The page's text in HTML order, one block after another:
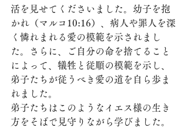
活を見せてくださいました。幼子を抱
かれ（マルコ10:16）、病人や罪人を深
く憐れまれる愛の模範を示されまし
た。さらに、ご自分の命を捨てること
によって、犠牲と従順の模範を示し、
弟子たちが従うべき愛の道を自ら歩ま
れました。
弟子たちはこのようなイエス様の生き
方をそばで見守りながら学びました。